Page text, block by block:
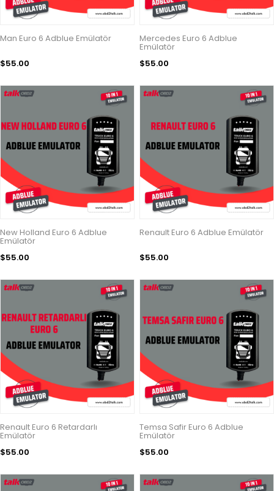
Man Euro 6 Adblue Emülatör
$55.00
Mercedes Euro 6 Adblue
Emülatör
$55.00
New Holland Euro 6 Adblue
Emülatör
$55.00
Renault Euro 6 Adblue Emülatör
$55.00
Renault Euro 6 Retardarlı
Emülatör
$55.00
Temsa Safir Euro 6 Adblue
Emülatör
$55.00